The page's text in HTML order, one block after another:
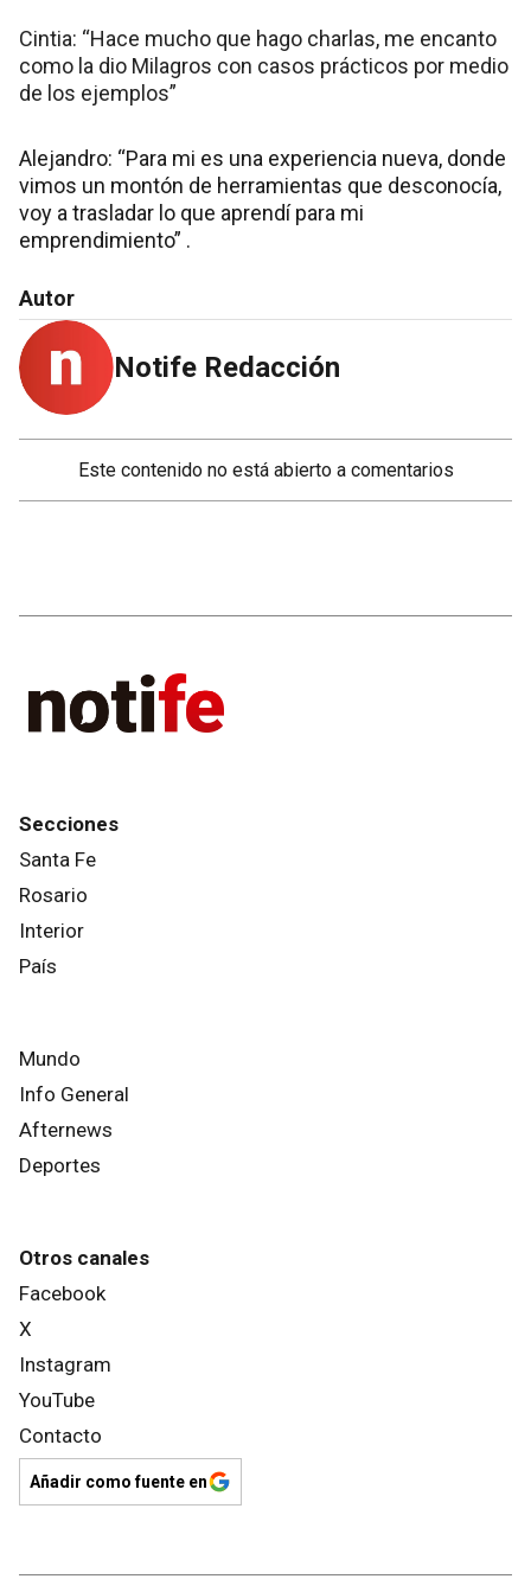
Cintia: “Hace mucho que hago charlas, me encanto
como la dio Milagros con casos prácticos por medio
de los ejemplos”
Alejandro: “Para mi es una experiencia nueva, donde
vimos un montón de herramientas que desconocía,
voy a trasladar lo que aprendí para mi
emprendimiento” .
Autor
Notife Redacción
Este contenido no está abierto a comentarios
Secciones
Santa Fe
Rosario
Interior
País
Mundo
Info General
Afternews
Deportes
Otros canales
Facebook
X
Instagram
YouTube
Contacto
Añadir como fuente en